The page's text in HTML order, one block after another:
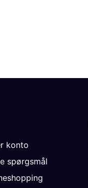
konto
spørgsmål